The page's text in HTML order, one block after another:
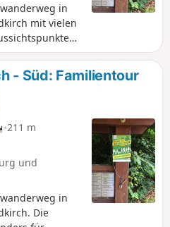
in
mit vielen
Familien.
- Süd: Familientour
-211 m
und
in
Die